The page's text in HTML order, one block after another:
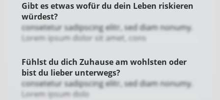
Gibt es etwas wofür du dein Leben riskieren
würdest?
consetetur sadipscing elitr, sed diam nonumy.
Lorem ipsum dolor sit amet, cons
Fühlst du dich Zuhause am wohlsten oder
bist du lieber unterwegs?
consetetur sadipscing elitr, sed diam nonumy.
Lorem ipsum dolo